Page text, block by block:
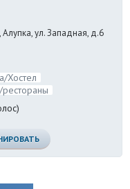
ул. Западная, д.6
Хостел